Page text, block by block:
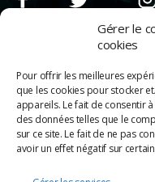
Gérer le
cookies
Pour offrir les meilleures
que les cookies pour stocker
appareils. Le fait de consentir
des données telles que le
sur ce site. Le fait de ne pas
avoir un effet négatif sur